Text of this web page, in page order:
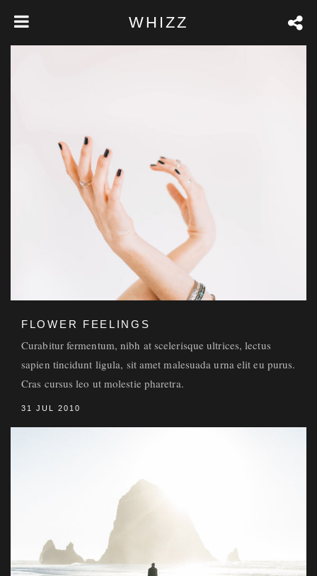
WHIZZ
FLOWER FEELINGS
Curabitur fermentum, nibh at scelerisque ultrices, lectus
sapien tincidunt ligula, sit amet malesuada urna elit eu purus.
Cras cursus leo ut molestie pharetra.
31 JUL 2010